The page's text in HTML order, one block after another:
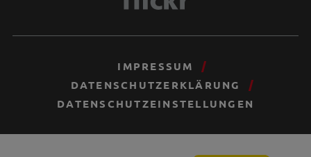
IMPRESSUM
DATENSCHUTZERKLÄRUNG
DATENSCHUTZEINSTELLUNGEN